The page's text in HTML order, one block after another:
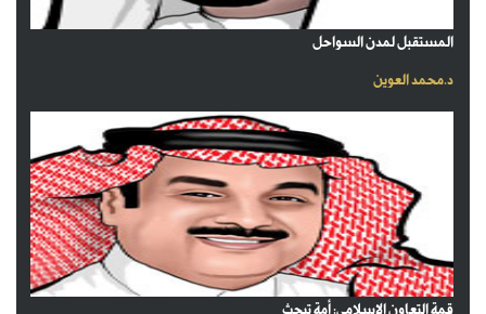
المستقبل لمدن السواحل
د.محمد العوين
قمة التعاون الإسلامي: أمة تبحث